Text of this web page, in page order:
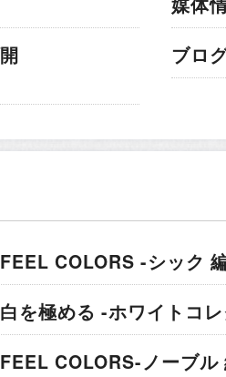
ブロ
FEEL COLORS -シック
白を極める -ホワイトコ
FEEL COLORS-ノーブル